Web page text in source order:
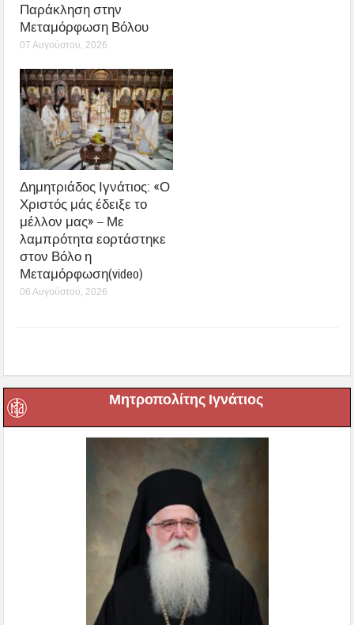
Παράκληση στην
Μεταμόρφωση Βόλου
07 Αυγούστου, 2026
Δημητριάδος Ιγνάτιος: «Ο
Χριστός μάς έδειξε το
μέλλον μας» – Με
λαμπρότητα εορτάστηκε
στον Βόλο η
Μεταμόρφωση(video)
06 Αυγούστου, 2026
Μητροπολίτης Ιγνάτιος